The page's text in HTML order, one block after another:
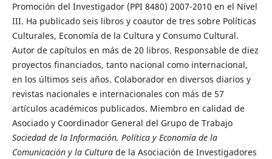
Promoción del Investigador (PPI 8480) 2007-2010 en el Nivel
III. Ha publicado seis libros y coautor de tres sobre Políticas
Culturales, Economía de la Cultura y Consumo Cultural.
Autor de capítulos en más de 20 libros. Responsable de diez
proyectos financiados, tanto nacional como internacional,
en los últimos seis años. Colaborador en diversos diarios y
revistas nacionales e internacionales con más de 57
artículos académicos publicados. Miembro en calidad de
Asociado y Coordinador General del Grupo de Trabajo
Sociedad de la Información, Política y Economía de la
Comunicación y la Cultura de la Asociación de Investigadores